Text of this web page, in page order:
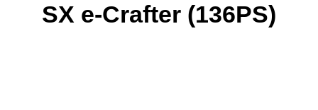
SX e-Crafter (136PS)